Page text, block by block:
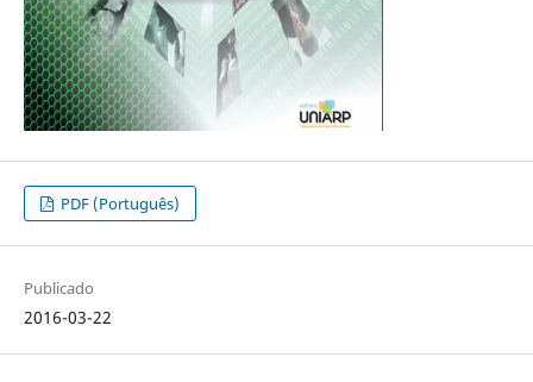
PDF (Português)
Publicado
2016-03-22